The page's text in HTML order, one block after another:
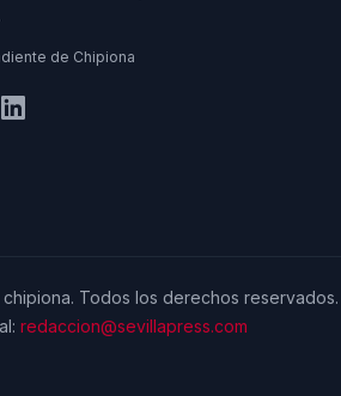
de Chipiona
Todos los derechos reservados.
redaccion@sevillapress.com